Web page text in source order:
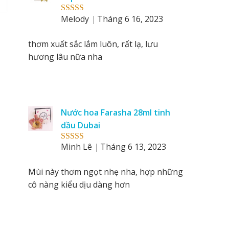
Rated5out
Melody
Tháng 6 16, 2023
thơm xuất sắc lắm luôn, rất lạ, lưu
hương lâu nữa nha
Rated 5out
Nước hoa Farasha 28ml tinh
dầu Dubai
Minh Lê
Tháng 6 13, 2023
Mùi này thơm ngọt nhẹ nha, hợp những
cô nàng kiểu dịu dàng hơn